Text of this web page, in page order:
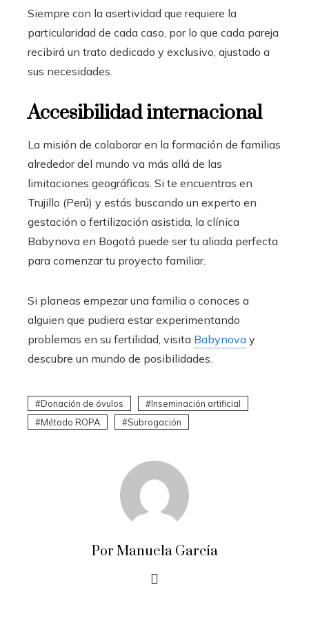
Siempre con la asertividad que requiere la
particularidad de cada caso, por lo que cada pareja
recibirá un trato dedicado y exclusivo, ajustado a
sus necesidades.
Accesibilidad internacional
La misión de colaborar en la formación de familias
alrededor del mundo va más allá de las
limitaciones geográficas. Si te encuentras en
Trujillo (Perú) y estás buscando un experto en
gestación o fertilización asistida, la clínica
Babynova en Bogotá puede ser tu aliada perfecta
para comenzar tu proyecto familiar.
Si planeas empezar una familia o conoces a
alguien que pudiera estar experimentando
problemas en su fertilidad, visita Babynova y
descubre un mundo de posibilidades.
Donación de óvulos
Inseminación artificial
Método ROPA
Subrogación
Por Manuela García